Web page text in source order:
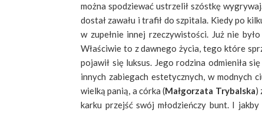
można spodziewać ustrzelił szóstkę
dostał zawału i trafił do szpitala. Kiedy po
w zupełnie innej rzeczywistości. Już nie
Właściwie to z dawnego życia, tego które
pojawił się luksus. Jego rodzina odmieniła
innych zabiegach estetycznych, w modnych
wielką panią, a córka (Małgorzata Trybalska)
karku przejść swój młodzieńczy bunt. I